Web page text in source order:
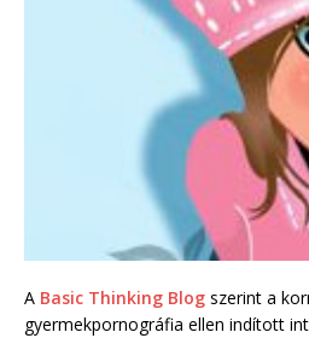
A Basic Thinking Blog szerint a
gyermekpornográfia ellen indított